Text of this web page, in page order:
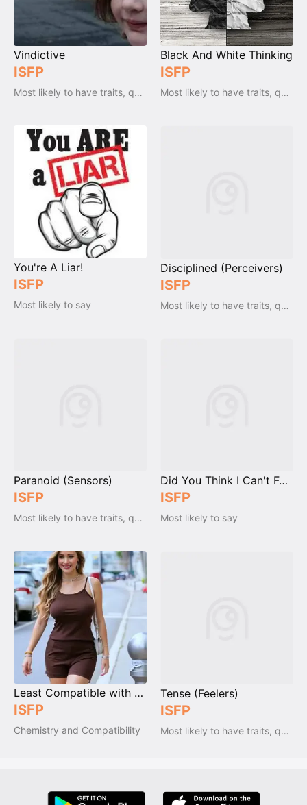
Vindictive
ISFP
Most likely to have traits, qualities and emotions
Black And White Thinking
ISFP
Most likely to have traits, qualities and emotions
You're A Liar!
ISFP
Most likely to say
Disciplined (Perceivers)
ISFP
Most likely to have traits, qualities and emotions
Paranoid (Sensors)
ISFP
Most likely to have traits, qualities and emotions
Did You Think I Can't Feel?
ISFP
Most likely to say
Least Compatible with 3w4
ISFP
Chemistry and Compatibility
Tense (Feelers)
ISFP
Most likely to have traits, qualities and emotions